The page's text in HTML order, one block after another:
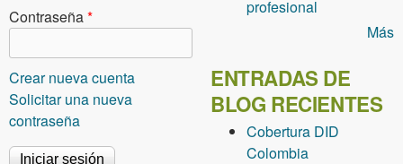
Contraseña*
Crear nueva cuenta
Solicitar una nueva
contraseña
profesional
Más
ENTRADAS DE
BLOG RECIENTES
Cobertura DID
Colombia